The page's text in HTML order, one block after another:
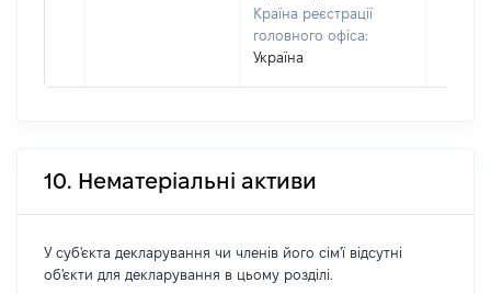
Країна реєстрації
головного офіса:
Україна
10. Нематеріальні активи
У суб'єкта декларування чи членів його сім'ї відсутні
об'єкти для декларування в цьому розділі.